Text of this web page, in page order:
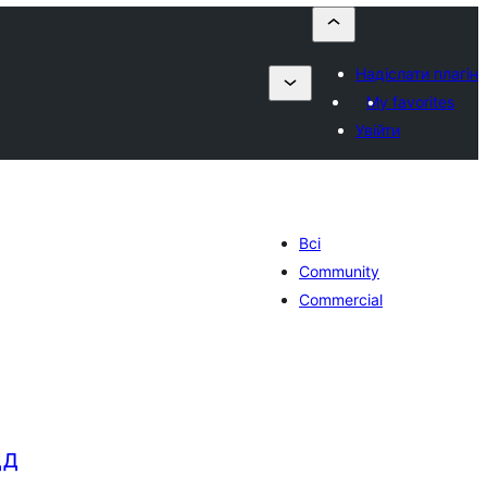
Надіслати плагін
My favorites
Увійти
Всі
Community
Commercial